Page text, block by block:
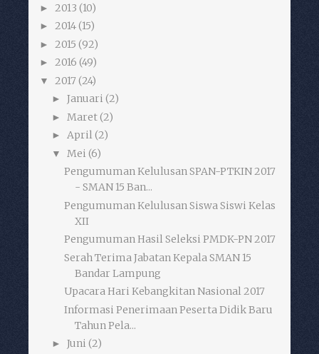
► 2013 (10)
► 2014(15)
► 2015 (92)
► 2016 (49)
▼ 2017 (24)
► Januari (2)
► Maret(2)
► April(2)
▼ Mei (6)
Pengumuman Kelulusan SPAN-PTKIN 2017
- SMAN 15 Ban...
Pengumuman Kelulusan Siswa Siswi Kelas
XII
Pengumuman Hasil Seleksi PMDK-PN 2017
Serah Terima Jabatan Kepala SMAN 15
Bandar Lampung
Upacara Hari Kebangkitan Nasional 2017
Informasi Penerimaan Peserta Didik Baru
Tahun Pela...
► Juni (2)